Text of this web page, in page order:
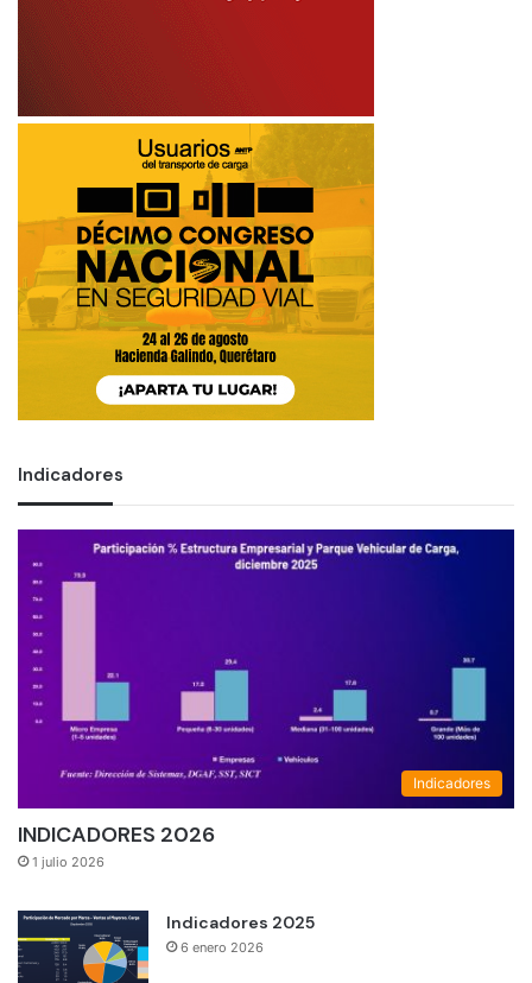
Indicadores
Indicadores
INDICADORES 2026
1 julio 2026
Indicadores 2025
6 enero 2026